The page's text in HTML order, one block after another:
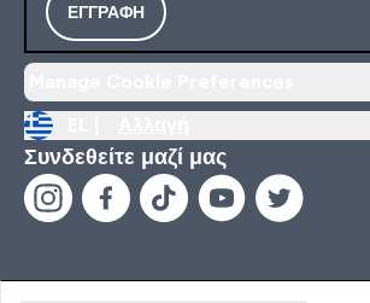
ΕΓΓΡΑΦΉ
Συνδεθείτε μαζί μας